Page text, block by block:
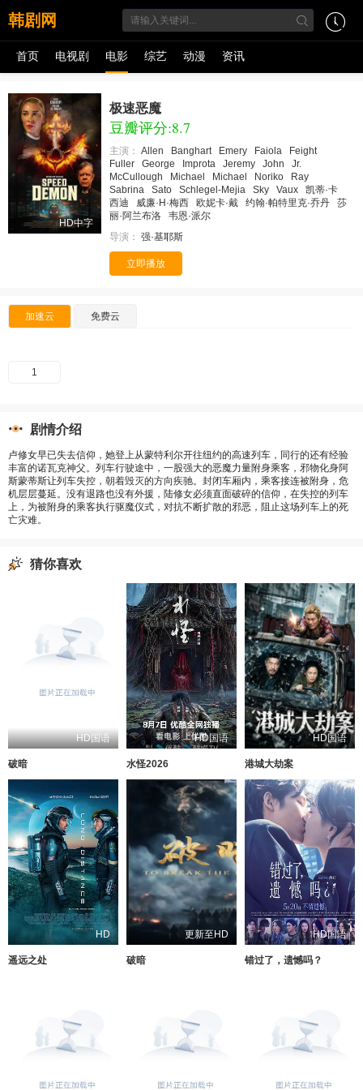
韩剧网
首页 电视剧 电影 综艺 动漫 资讯
HD中字
极速恶魔
豆瓣评分:8.7
主演： Allen Banghart Emery Faiola
Feight
Fuller
George Improta Jeremy John
Jr.
McCullough
Michael Michael Noriko
Ray
Sabrina
Sato Schlegel-Mejia Sky Vaux
凯蒂·卡
西迪
威廉·H·梅西 欧妮卡·戴 约翰·帕特里克·乔丹
莎
丽·阿兰布洛
韦恩·派尔
导演： 强·基耶斯
立即播放
加速云 免费云
1
剧情介绍
卢修女早已失去信仰，她登上从蒙特利尔开往纽约的高速列车，同行的还有经验
丰富的诺瓦克神父。列车行驶途中，一股强大的恶魔力量附身乘客，邪物化身阿
斯蒙蒂斯让列车失控，朝着毁灭的方向疾驰。封闭车厢内，乘客接连被附身，危
机层层蔓延。没有退路也没有外援，陆修女必须直面破碎的信仰，在失控的列车
上，为被附身的乘客执行驱魔仪式，对抗不断扩散的邪恶，阻止这场列车上的死
亡灾难。
猜你喜欢
HD国语
破暗
HD国语
水怪2026
HD国语
港城大劫案
HD
遥远之处
更新至HD
破暗
HD国语
错过了，遗憾吗？